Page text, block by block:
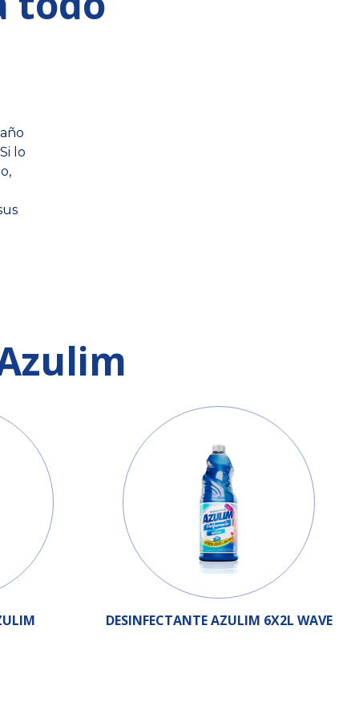
lo
DESINFECTANTE AZULIM 6X2L WAVE